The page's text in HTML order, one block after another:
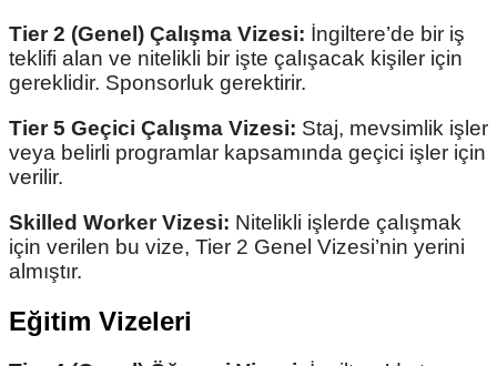
Tier 2 (Genel) Çalışma Vizesi: İngiltere’de bir iş
teklifi alan ve nitelikli bir işte çalışacak kişiler için
gereklidir. Sponsorluk gerektirir.
Tier 5 Geçici Çalışma Vizesi: Staj, mevsimlik işler
veya belirli programlar kapsamında geçici işler için
verilir.
Skilled Worker Vizesi: Nitelikli işlerde çalışmak
için verilen bu vize, Tier 2 Genel Vizesi’nin yerini
almıştır.
Eğitim Vizeleri